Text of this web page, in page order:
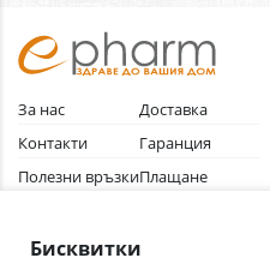
За нас
Контакти
Полезни връзки
Общи условия
Доставка
Гаранция
Плащане
Бисквитки